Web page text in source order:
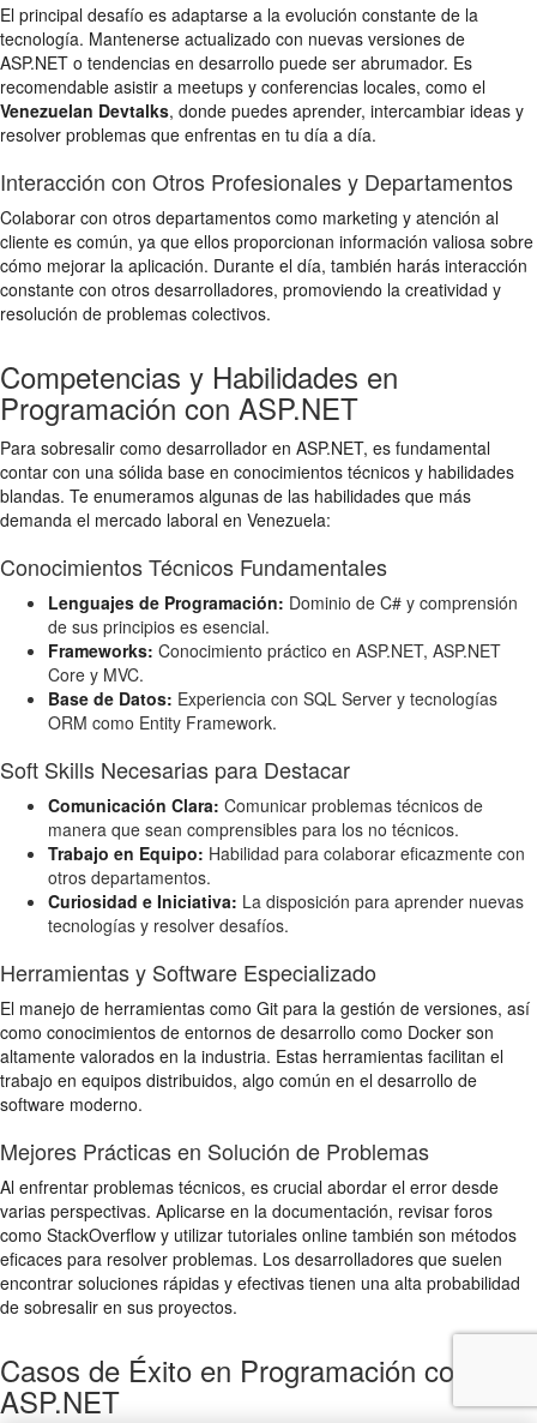
El principal desafío es adaptarse a la evolución constante de la
tecnología. Mantenerse actualizado con nuevas versiones de
ASP.NET o tendencias en desarrollo puede ser abrumador. Es
recomendable asistir a meetups y conferencias locales, como el
Venezuelan Devtalks, donde puedes aprender, intercambiar ideas y
resolver problemas que enfrentas en tu día a día.
Interacción con Otros Profesionales y Departamentos
Colaborar con otros departamentos como marketing y atención al
cliente es común, ya que ellos proporcionan información valiosa sobre
cómo mejorar la aplicación. Durante el día, también harás interacción
constante con otros desarrolladores, promoviendo la creatividad y
resolución de problemas colectivos.
Competencias y Habilidades en
Programación con ASP.NET
Para sobresalir como desarrollador en ASP.NET, es fundamental
contar con una sólida base en conocimientos técnicos y habilidades
blandas. Te enumeramos algunas de las habilidades que más
demanda el mercado laboral en Venezuela:
Conocimientos Técnicos Fundamentales
Lenguajes de Programación: Dominio de C# y comprensión
de sus principios es esencial.
Frameworks: Conocimiento práctico en ASP.NET, ASP.NET
Core y MVC.
Base de Datos: Experiencia con SQL Server y tecnologías
ORM como Entity Framework.
Soft Skills Necesarias para Destacar
Comunicación Clara: Comunicar problemas técnicos de
manera que sean comprensibles para los no técnicos.
Trabajo en Equipo: Habilidad para colaborar eficazmente con
otros departamentos.
Curiosidad e Iniciativa: La disposición para aprender nuevas
tecnologías y resolver desafíos.
Herramientas y Software Especializado
El manejo de herramientas como Git para la gestión de versiones, así
como conocimientos de entornos de desarrollo como Docker son
altamente valorados en la industria. Estas herramientas facilitan el
trabajo en equipos distribuidos, algo común en el desarrollo de
software moderno.
Mejores Prácticas en Solución de Problemas
Al enfrentar problemas técnicos, es crucial abordar el error desde
varias perspectivas. Aplicarse en la documentación, revisar foros
como StackOverflow y utilizar tutoriales online también son métodos
eficaces para resolver problemas. Los desarrolladores que suelen
encontrar soluciones rápidas y efectivas tienen una alta probabilidad
de sobresalir en sus proyectos.
Casos de Éxito en Programación con
ASP.NET